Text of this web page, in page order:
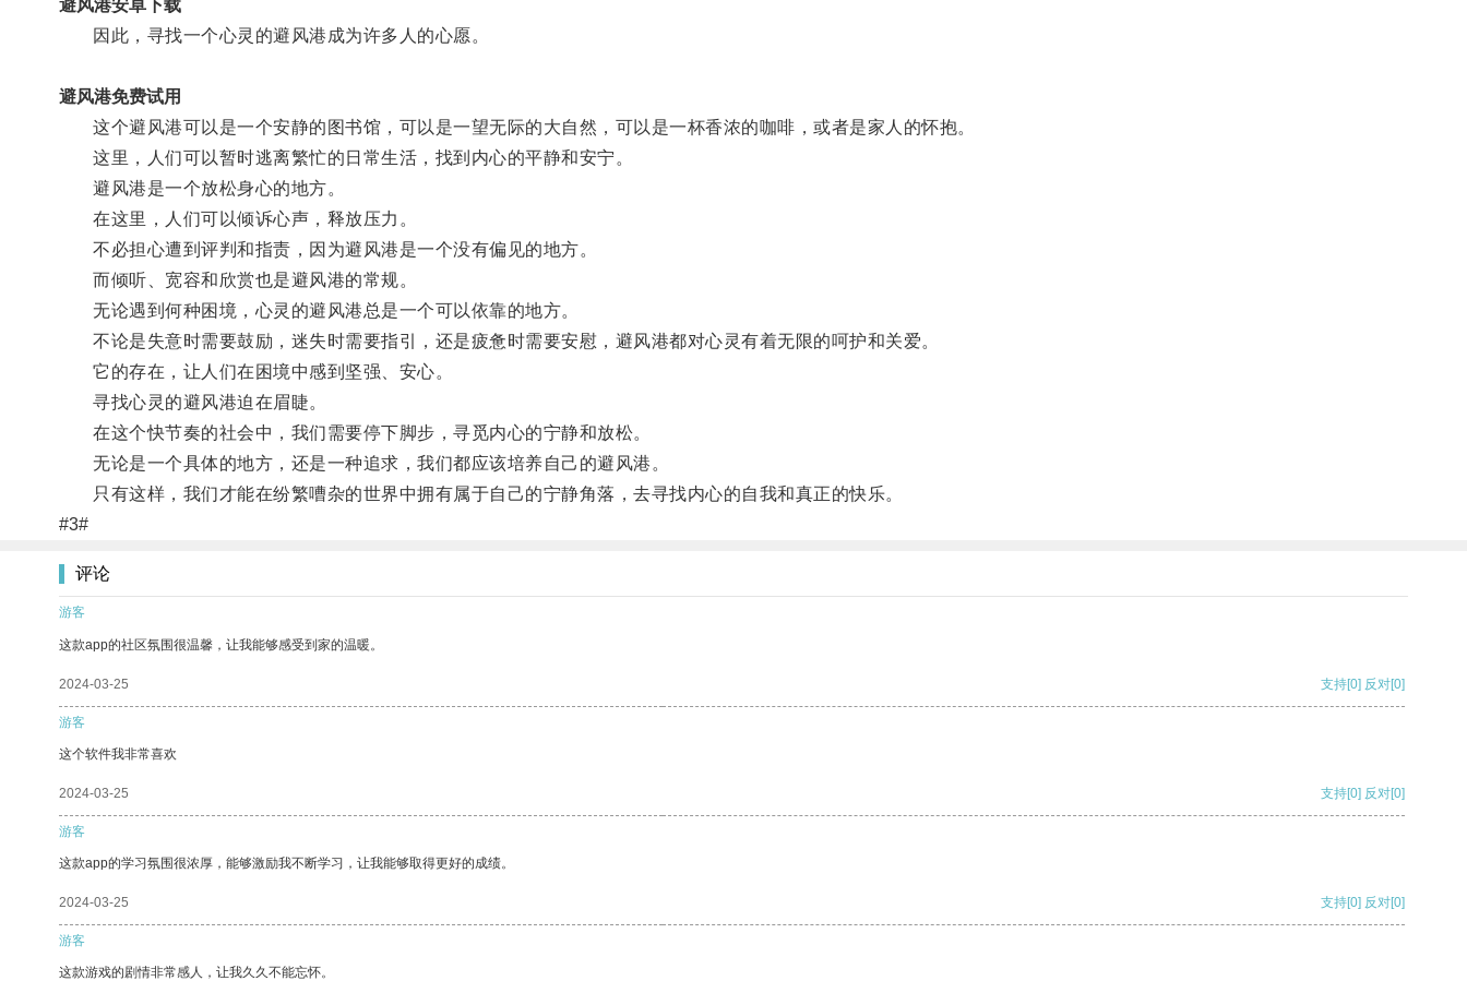
避风港安卓下载
因此，寻找一个心灵的避风港成为许多人的心愿。
避风港免费试用
这个避风港可以是一个安静的图书馆，可以是一望无际的大自然，可以是一杯香浓的咖啡，或者是家人的怀抱。
这里，人们可以暂时逃离繁忙的日常生活，找到内心的平静和安宁。
避风港是一个放松身心的地方。
在这里，人们可以倾诉心声，释放压力。
不必担心遭到评判和指责，因为避风港是一个没有偏见的地方。
而倾听、宽容和欣赏也是避风港的常规。
无论遇到何种困境，心灵的避风港总是一个可以依靠的地方。
不论是失意时需要鼓励，迷失时需要指引，还是疲惫时需要安慰，避风港都对心灵有着无限的呵护和关爱。
它的存在，让人们在困境中感到坚强、安心。
寻找心灵的避风港迫在眉睫。
在这个快节奏的社会中，我们需要停下脚步，寻觅内心的宁静和放松。
无论是一个具体的地方，还是一种追求，我们都应该培养自己的避风港。
只有这样，我们才能在纷繁嘈杂的世界中拥有属于自己的宁静角落，去寻找内心的自我和真正的快乐。
#3#
评论
游客
这款app的社区氛围很温馨，让我能够感受到家的温暖。
2024-03-25 支持[0] 反对[0]
游客
这个软件我非常喜欢
2024-03-25 支持[0] 反对[0]
游客
这款app的学习氛围很浓厚，能够激励我不断学习，让我能够取得更好的成绩。
2024-03-25 支持[0] 反对[0]
游客
这款游戏的剧情非常感人，让我久久不能忘怀。